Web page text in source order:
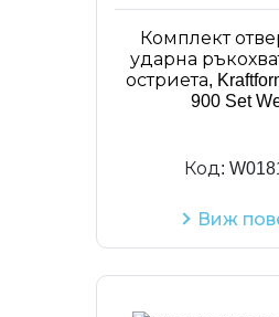
Комплект
ударна
остриета,
900 Set
Код:
Виж